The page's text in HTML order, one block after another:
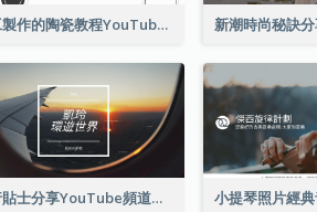
手工製作的陶瓷教程YouTube頻道圖片
旅行貼士分享YouTube頻道圖片